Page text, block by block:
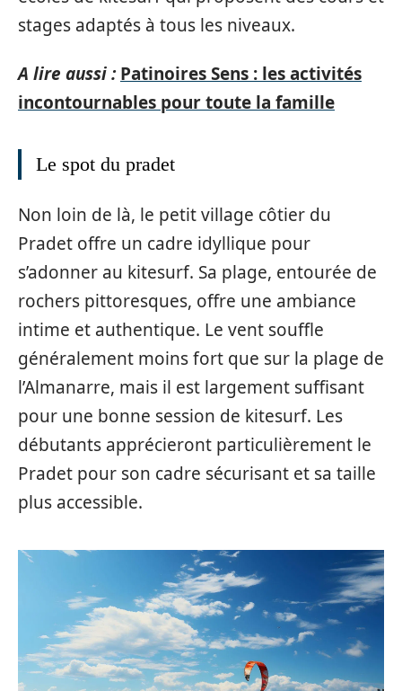
stages adaptés à tous les niveaux.
A lire aussi : Patinoires Sens : les activités
incontournables pour toute la famille
Le spot du pradet
Non loin de là, le petit village côtier du
Pradet offre un cadre idyllique pour
s’adonner au kitesurf. Sa plage, entourée de
rochers pittoresques, offre une ambiance
intime et authentique. Le vent souffle
généralement moins fort que sur la plage de
l’Almanarre, mais il est largement suffisant
pour une bonne session de kitesurf. Les
débutants apprécieront particulièrement le
Pradet pour son cadre sécurisant et sa taille
plus accessible.